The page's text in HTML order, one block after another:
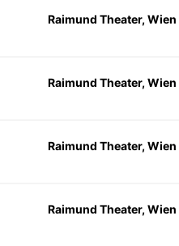
Raimund Theater, Wien
Raimund Theater, Wien
Raimund Theater, Wien
Raimund Theater, Wien